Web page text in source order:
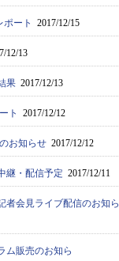
ポート 2017/12/15
12/13
果 2017/12/13
ト 2017/12/12
お知らせ 2017/12/12
継・配信予定 2017/12/11
者会見ライブ配信のお知ら
ム販売のお知ら